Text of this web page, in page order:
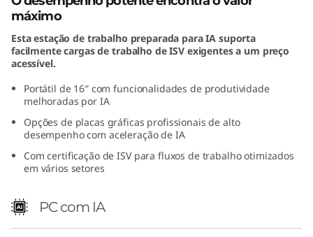
n
e
máximo
Esta estação de trabalho preparada para IA suporta
facilmente cargas de trabalho de ISV exigentes a um preço
acessível.
Portátil de 16″ com funcionalidades de produtividade
melhoradas por IA
Opções de placas gráficas profissionais de alto
desempenho com aceleração de IA
Com certificação de ISV para fluxos de trabalho otimizados
em vários setores
PC com IA